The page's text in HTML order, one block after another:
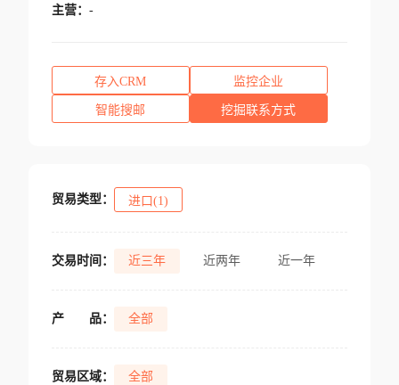
主营： -
存入CRM 监控企业
智能搜邮 挖掘联系方式
贸易类型： 进口(1)
交易时间： 近三年 近两年 近一年
产 品： 全部
贸易区域： 全部